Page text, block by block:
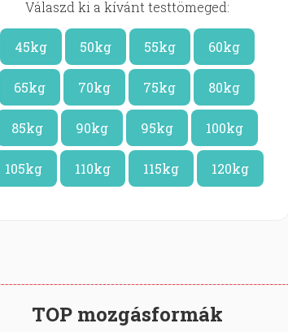
Válaszd ki a kívánt testtömeged:
45kg 50kg 55kg 60kg
65kg 70kg 75kg 80kg
85kg 90kg 95kg 100kg
105kg 110kg 115kg 120kg
TOP mozgásformák